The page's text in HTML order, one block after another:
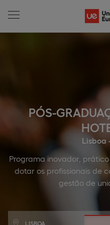
PÓS-
Lisboa
Programa inovador,
dotar os profissionais de
gestão de
LISBOA